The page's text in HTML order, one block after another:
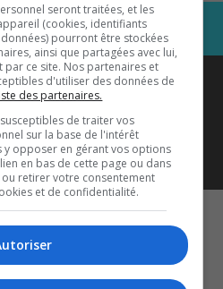
est diffusé
1033 HD2
aussi sur…
seront traitées, et les
(cookies, identifiants
pourront être stockées
ainsi que partagées avec lui,
ce site. Nos partenaires et
d'utiliser des données de
des partenaires.
de traiter vos
sur la base de l'intérêt
y opposer en gérant vos options
en bas de cette page ou dans
retirer votre consentement
et de confidentialité.